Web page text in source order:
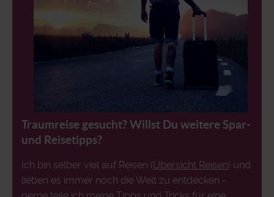
Traumreise gesucht? Willst Du weitere Spar-
und Reisetipps?
Ich bin selber viel auf Reisen (Übersicht Reisen) und
lieben es immer noch die Welt zu entdecken -